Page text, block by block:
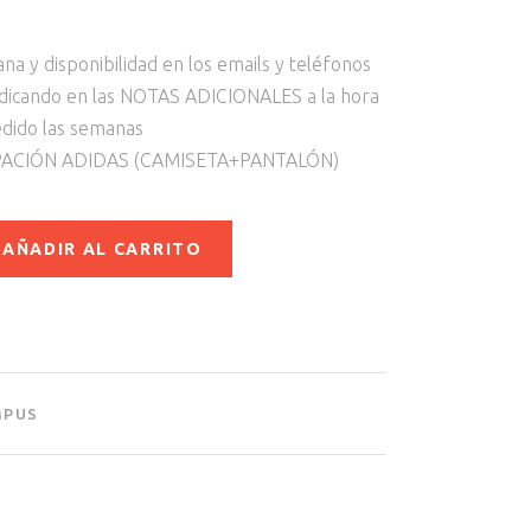
y disponibilidad en los emails y teléfonos
en las NOTAS ADICIONALES a la hora
las semanas
ADIDAS (CAMISETA+PANTALÓN)
AÑADIR AL CARRITO